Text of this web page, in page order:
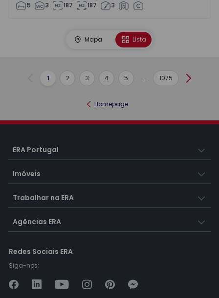
5 3 187 187 3
Mapa Lista
Anterior
1 2 3 4 5 ... 1075
Homepage
ERA Portugal
Imóveis
Trabalhar na ERA
Agências ERA
Redes Sociais ERA
Siga-nos: